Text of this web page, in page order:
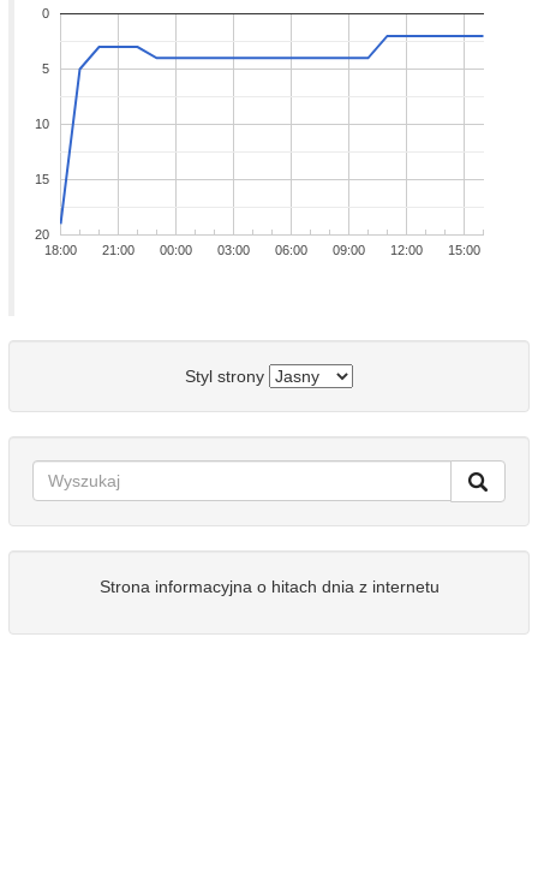
18:00 21:00 00:00 03:00 06:00 09:00 12:00 15:00
0
5
10
15
20
Styl strony
Strona informacyjna o hitach dnia z internetu